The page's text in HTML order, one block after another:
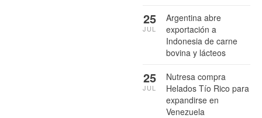
Argentina abre
exportación a
Indonesia de carne
bovina y lácteos
25
JUL
Nutresa compra
Helados Tío Rico para
expandirse en
Venezuela
25
JUL